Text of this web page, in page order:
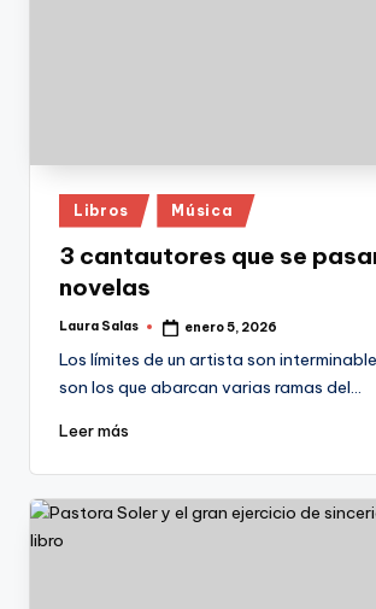
Publicado
en
Libros Música
3 cantautores que se
novelas
Publicado
Laura Salas enero 5, 2026
Los límites de un artista son
son los que abarcan varias ramas del…
Leer más